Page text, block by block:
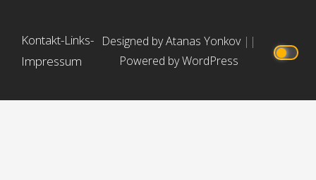
Kontakt-Links-
Impressum
Designed by Atanas Yonkov ||
Powered by WordPress